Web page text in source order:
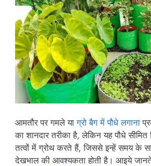
आमतौर पर गमले याग्रो बैग में पौधे लगाना
का शानदार तरीका है, लेकिन यह पौधे
तत्वों में ग्रोथ करते हैं, जिससे इन्हें समय के
देखभाल की आवश्यकता होती है। आइये